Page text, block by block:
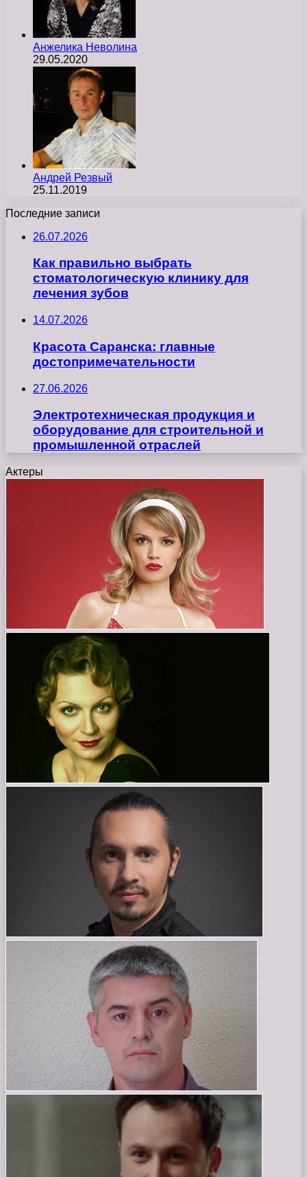
Анжелика Неволина
29.05.2020
Андрей Резвый
25.11.2019
Последние записи
26.07.2026
Как правильно выбрать
стоматологическую клинику для
лечения зубов
14.07.2026
Красота Саранска: главные
достопримечательности
27.06.2026
Электротехническая продукция и
оборудование для строительной и
промышленной отраслей
Актеры